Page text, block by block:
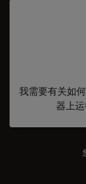
我需要有关如
器上